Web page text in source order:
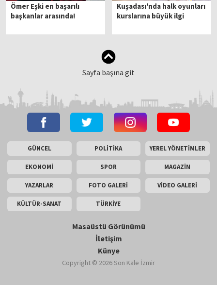
Ömer Eşki en başarılı
başkanlar arasında!
Kuşadası'nda halk oyunları
kurslarına büyük ilgi
Sayfa başına git
GÜNCEL POLİTİKA YEREL YÖNETİMLER
EKONOMİ SPOR MAGAZİN
YAZARLAR FOTO GALERİ VİDEO GALERİ
KÜLTÜR-SANAT TÜRKİYE
Masaüstü Görünümü
İletişim
Künye
Copyright © 2026 Son Kale İzmir